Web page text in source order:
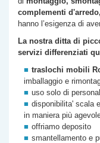
complementi d'arredo,
hanno l’esigenza di
La nostra ditta di
servizi differenziati
traslochi mobili
imballaggio e
uso solo di
disponibilita' scala
in maniera più
offriamo deposito
smantellamento e